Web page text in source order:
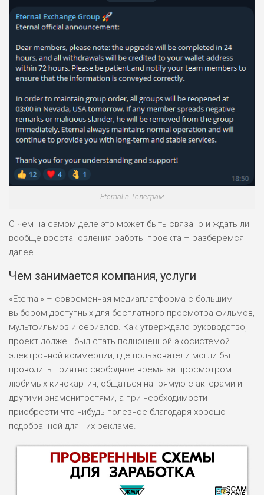
Eternal в Телеграм
С чем на самом деле это может быть связано и ждать ли
вообще восстановления работы проекта – разберемся
далее.
Чем занимается компания, услуги
«Eternal» – современная медиаплатформа с большим
выбором доступных для бесплатного просмотра фильмов,
мультфильмов и сериалов. Как утверждало руководство,
проект должен был стать полноценной экосистемой
электронной коммерции, где пользователи могли бы
проводить приятно свободное время за просмотром
любимых кинокартин, общаться напрямую с актерами и
другими знаменитостями, а при необходимости
приобрести что-нибудь полезное благодаря хорошо
подобранной для них рекламе.